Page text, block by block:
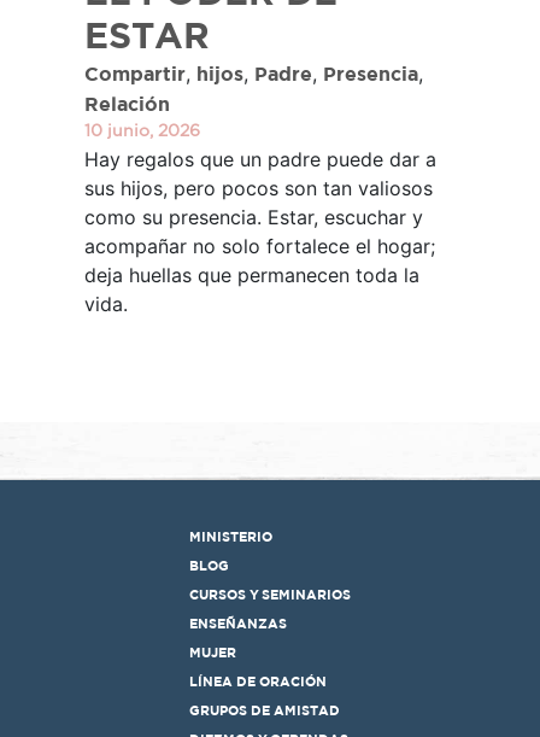
ESTAR
Compartir, hijos, Padre, Presencia,
Relación
10 junio, 2026
Hay regalos que un padre puede dar a
sus hijos, pero pocos son tan valiosos
como su presencia. Estar, escuchar y
acompañar no solo fortalece el hogar;
deja huellas que permanecen toda la
vida.
MINISTERIO
BLOG
CURSOS Y SEMINARIOS
ENSEÑANZAS
MUJER
LÍNEA DE ORACIÓN
GRUPOS DE AMISTAD